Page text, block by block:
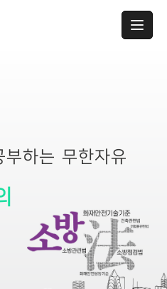
하는 무한자유